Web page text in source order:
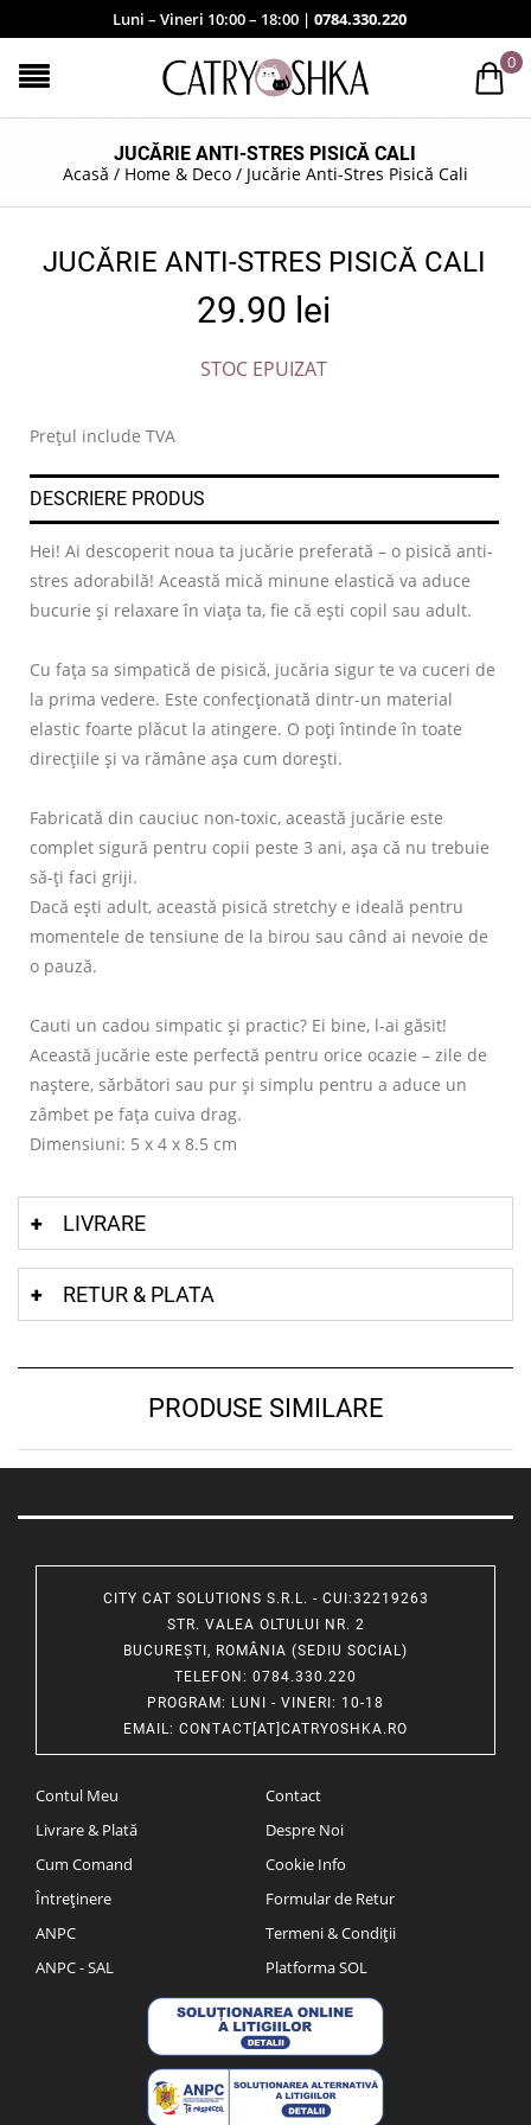
Luni – Vineri 10:00 – 18:00 | 0784.330.220
0
JUCĂRIE ANTI-STRES PISICĂ CALI
Acasă / Home & Deco / Jucărie Anti-Stres Pisică Cali
JUCĂRIE ANTI-STRES PISICĂ CALI
29.90 lei
STOC EPUIZAT
Prețul include TVA
DESCRIERE PRODUS
Hei! Ai descoperit noua ta jucărie preferată – o pisică anti-
stres adorabilă! Această mică minune elastică va aduce
bucurie și relaxare în viața ta, fie că ești copil sau adult.
Cu fața sa simpatică de pisică, jucăria sigur te va cuceri de
la prima vedere. Este confecționată dintr-un material
elastic foarte plăcut la atingere. O poți întinde în toate
direcțiile și va rămâne așa cum dorești.
Fabricată din cauciuc non-toxic, această jucărie este
complet sigură pentru copii peste 3 ani, așa că nu trebuie
să-ți faci griji.
Dacă ești adult, această pisică stretchy e ideală pentru
momentele de tensiune de la birou sau când ai nevoie de
o pauză.
Cauti un cadou simpatic și practic? Ei bine, l-ai găsit!
Această jucărie este perfectă pentru orice ocazie – zile de
naștere, sărbători sau pur și simplu pentru a aduce un
zâmbet pe fața cuiva drag.
Dimensiuni: 5 x 4 x 8.5 cm
LIVRARE
RETUR & PLATA
PRODUSE SIMILARE
CITY CAT SOLUTIONS S.R.L. - CUI:32219263
STR. VALEA OLTULUI NR. 2
BUCUREȘTI, ROMÂNIA (SEDIU SOCIAL)
TELEFON : 0784.330.220
PROGRAM: LUNI - VINERI: 10-18
EMAIL: CONTACT[AT]CATRYOSHKA.RO
Contul Meu
Livrare & Plată
Cum Comand
Întreținere
ANPC
ANPC - SAL
Contact
Despre Noi
Cookie Info
Formular de Retur
Termeni & Condiții
Platforma SOL